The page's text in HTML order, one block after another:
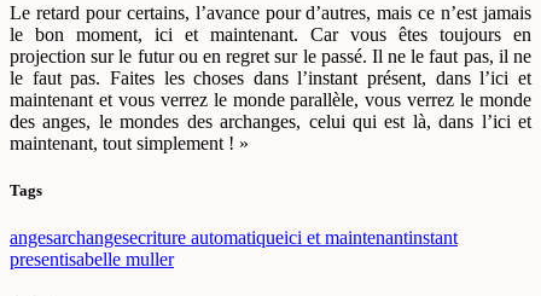
Le retard pour certains, l’avance pour d’autres, mais ce n’est jamais
le bon moment, ici et maintenant. Car vous êtes toujours en
projection sur le futur ou en regret sur le passé. Il ne le faut pas, il ne
le faut pas. Faites les choses dans l’instant présent, dans l’ici et
maintenant et vous verrez le monde parallèle, vous verrez le monde
des anges, le mondes des archanges, celui qui est là, dans l’ici et
maintenant, tout simplement ! »
Tags
angesarchangesecriture automatiqueici et maintenantinstant
presentisabelle muller